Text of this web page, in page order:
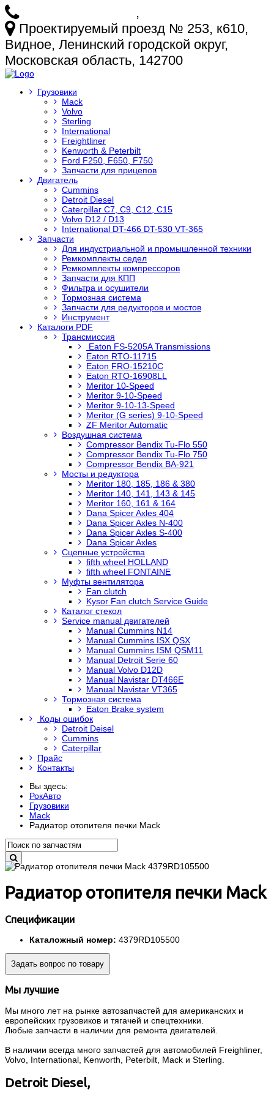
,
Проектируемый проезд № 253, к610,
Видное, Ленинский городской округ,
Московская область, 142700
Грузовики
Mack
Volvo
Sterling
International
Freightliner
Kenworth & Peterbilt
Ford F250, F650, F750
Запчасти для прицепов
Двигатель
Cummins
Detroit Diesel
Caterpillar C7, C9, C12, C15
Volvo D12 / D13
International DT-466 DT-530 VT-365
Запчасти
Для индустриальной и промышленной техники
Ремкомплекты седел
Ремкомплекты компрессоров
Запчасти для КПП
Фильтра и осушители
Тормозная система
Запчасти для редукторов и мостов
Инструмент
Каталоги PDF
Трансмиссия
Eaton FS-5205A Transmissions
Eaton RTO-11715
Eaton FRO-15210C
Eaton RTO-16908LL
Meritor 10-Speed
Meritor 9-10-Speed
Meritor 9-10-13-Speed
Meritor (G series) 9-10-Speed
ZF Meritor Automatic
Воздушная система
Compressor Bendix Tu-Flo 550
Compressor Bendix Tu-Flo 750
Compressor Bendix BA-921
Мосты и редуктора
Meritor 180, 185, 186 & 380
Meritor 140, 141, 143 & 145
Meritor 160, 161 & 164
Dana Spicer Axles 404
Dana Spicer Axles N-400
Dana Spicer Axles S-400
Dana Spicer Axles
Сцепные устройства
fifth wheel HOLLAND
fifth wheel FONTAINE
Муфты вентилятора
Fan clutch
Kysor Fan clutch Service Guide
Каталог стекол
Service manual двигателей
Manual Cummins N14
Manual Cummins ISX QSX
Manual Cummins ISM QSM11
Manual Detroit Serie 60
Manual Volvo D12D
Manual Navistar DT466E
Manual Navistar VT365
Тормозная система
Eaton Brake system
Коды ошибок
Detroit Deisel
Cummins
Caterpillar
Прайс
Контакты
Вы здесь:
РокАвто
Грузовики
Mack
Радиатор отопителя печки Mack
Радиатор отопителя печки Mack
Спецификации
Каталожный номер: 4379RD105500
Задать вопрос по товару
Мы лучшие
Мы много лет на рынке автозапчастей для американских и
европейских грузовиков и тягачей и спецтехники.
Любые запчасти в наличии для ремонта двигателей.
В наличии всегда много запчастей для автомобилей Freighliner,
Volvo, International, Kenworth, Peterbilt, Mack и Sterling.
Detroit Diesel,